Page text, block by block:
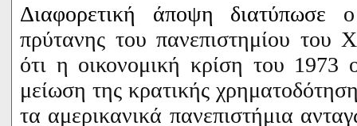
Διαφορετική άποψη διατύπωσε
πρύτανης του πανεπιστημίου του
ότι η οικονομική κρίση του 1973
μείωση της κρατικής
τα αμερικανικά πανεπιστήμια